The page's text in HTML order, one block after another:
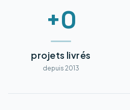
+0
projets livrés
depuis 2013